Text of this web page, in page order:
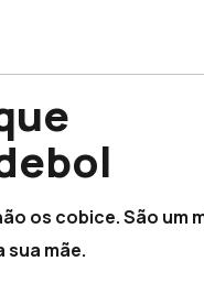
os cobice. São um
sua mãe.